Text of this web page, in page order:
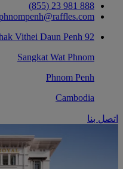
888 981 23 (855)
92 Rukhak Vithei Daun Penh
Sangkat Wat Phnom
Phnom Penh
Cambodia
اتصل بنا